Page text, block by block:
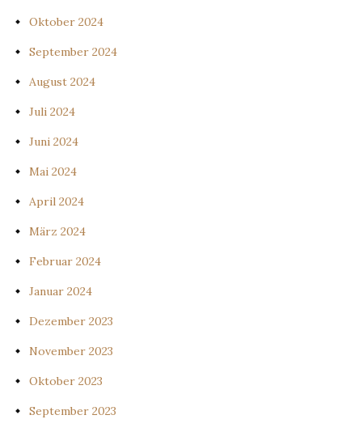
Oktober 2024
September 2024
August 2024
Juli 2024
Juni 2024
Mai 2024
April 2024
März 2024
Februar 2024
Januar 2024
Dezember 2023
November 2023
Oktober 2023
September 2023